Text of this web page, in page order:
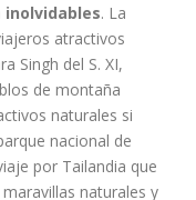
. La
atractivos
Singh del S. XI,
de montaña
naturales si
nacional de
por Tailandia que
naturales y